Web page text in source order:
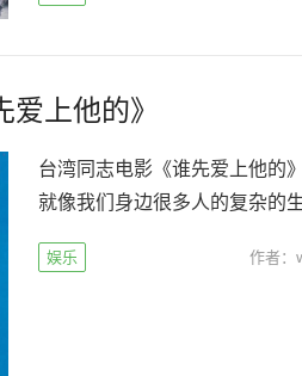
上他的》
台湾同志电影《谁先爱上他的
就像我们身边很多人的复杂的
娱乐 作者：